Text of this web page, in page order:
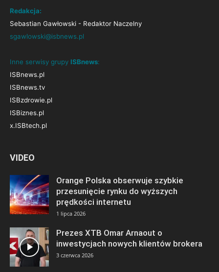
Redakcja:
Sebastian Gawłowski - Redaktor Naczelny
sgawlowski@isbnews.pl
Inne serwisy grupy ISBnews:
ISBnews.pl
ISBnews.tv
ISBzdrowie.pl
ISBiznes.pl
x.ISBtech.pl
VIDEO
Orange Polska obserwuje szybkie
przesunięcie rynku do wyższych
prędkości internetu
1 lipca 2026
Prezes XTB Omar Arnaout o
inwestycjach nowych klientów brokera
3 czerwca 2026